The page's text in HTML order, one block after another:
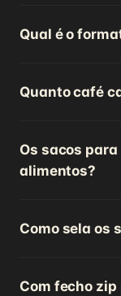
Qual é o
Quanto café
Os sacos
alimentos?
Como sela os
Com fecho